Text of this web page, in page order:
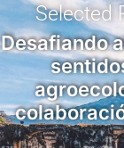
Selected
Desafiando